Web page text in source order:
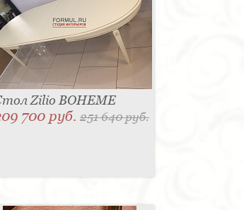
Zilio BOHEME
700 руб.251 640 руб.